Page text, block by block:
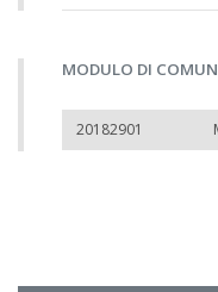
MODULO DI
20182901